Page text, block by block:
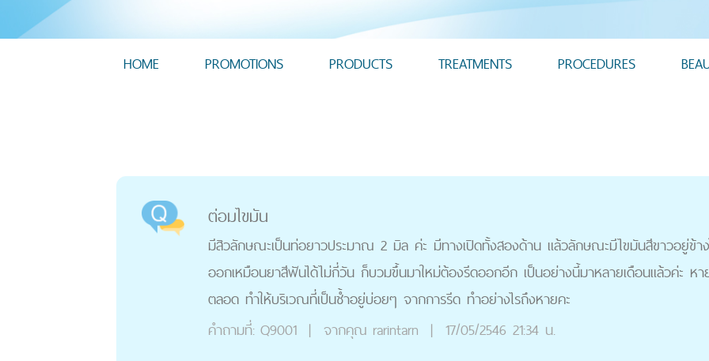
HOME PROMOTIONS PRODUCTS TREATMENTS PROCEDURES
ต่อมไขมัน
มีสิวลักษณะเป็นท่อยาวประมาณ 2 มิล ค่ะ มีทางเปิดทั้งสองด้าน แล้วลักษณะมีไขมันสีขาวอยู่ข้
ออกเหมือนยาสีฟันได้ไม่กี่วัน ก็บวมขึ้นมาใหม่ต้องรีดออกอีก เป็นอย่างนี้มาหลายเดือนแล้วค่ะ ห
ตลอด ทำให้บริเวณที่เป็นช้ำอยู่บ่อยๆ จากการรีด ทำอย่างไรถึงหายคะ
คำถามที่: Q9001 | จากคุณ rarintarn | 17/05/2546 21:34 น.